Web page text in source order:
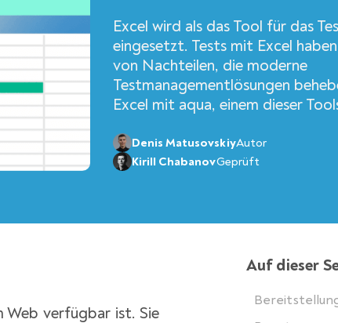
Excel wird als das Tool für das
eingesetzt. Tests mit Excel
von Nachteilen, die moderne
Testmanagementlösungen
Excel mit aqua, einem dieser
Denis MatusovskiyAutor
Kirill ChabanovGeprüft
Web verfügbar ist. Sie
Auf dieser